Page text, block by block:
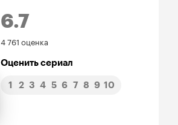
6.7
Рейтинг
Кинопоиска
6.7
4 761 оценка
Оценить сериал
1 2 3 4 5 6 7 8 9 10